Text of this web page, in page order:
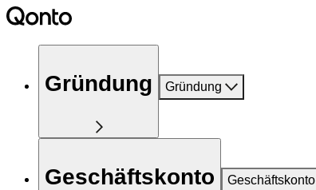
Gründung Gründung
Geschäftskonto Geschäftskonto